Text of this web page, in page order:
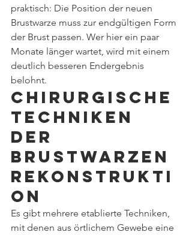
praktisch: Die Position der neuen
Brustwarze muss zur endgültigen Form
der Brust passen. Wer hier ein paar
Monate länger wartet, wird mit einem
deutlich besseren Endergebnis
belohnt.
Chirurgische
Techniken
der
Brustwarzen
rekonstrukti
on
Es gibt mehrere etablierte Techniken,
mit denen aus örtlichem Gewebe eine